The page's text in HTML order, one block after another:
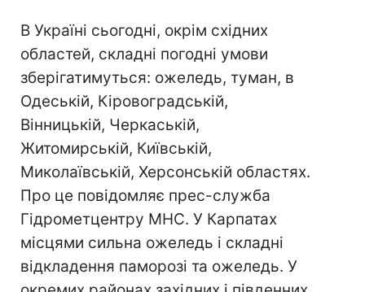
В Україні сьогодні, окрім східних
областей, складні погодні умови
зберігатимуться: ожеледь, туман, в
Одеській, Кіровоградській,
Вінницькій, Черкаській,
Житомирській, Київській,
Миколаївській, Херсонській областях.
Про це повідомляє прес-служба
Гідрометцентру МНС. У Карпатах
місцями сильна ожеледь і складні
відкладення паморозі та ожеледь. У